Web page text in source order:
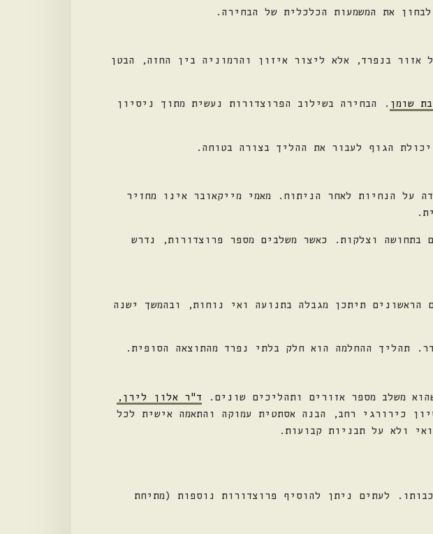
את המשמעות הכלכלית של הבחירה.
בנפרד, אלא ליצור איזון והרמוניה בין החזה, הבטן
שומן . הבחירה בשילוב הפרוצדורות נעשית מתוך ניסיון
הגוף לעבור את ההליך בצורה בטוחה.
על הנחיות לאחר הניתוח. מאמי מייקאובר אינו מחזיר
וצלקות. כאשר משלבים מספר פרוצדורות, נדרש
תיתכן מגבלה בתנועה ואי נוחות, ובהמשך ישנה
תהליך ההחלמה הוא חלק בלתי נפרד מהתוצאה הסופית.
משלב מספר אזורים ותהליכים שונים. ד"ר אלון לירן,
כירורגי רחב, הבנה אסתטית עמוקה והתאמה אישית לכל
ולא על תבניות קבועות.
להיקף הניתוח ולמורכבותו. לעתים ניתן להוסיף פרוצדורות נוספות (מתיחת